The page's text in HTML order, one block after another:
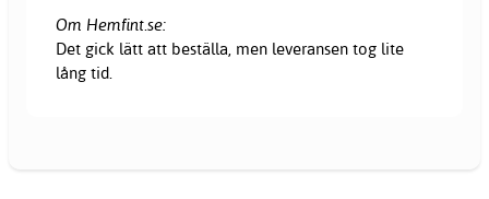
Om Hemfint.se:
Det gick lätt att beställa, men leveransen tog lite
lång tid.